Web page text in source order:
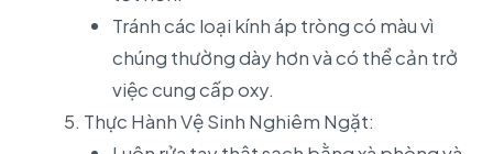
Tránh các loại kính áp tròng có màu vì
chúng thường dày hơn và có thể cản trở
việc cung cấp oxy.
Thực Hành Vệ Sinh Nghiêm Ngặt: